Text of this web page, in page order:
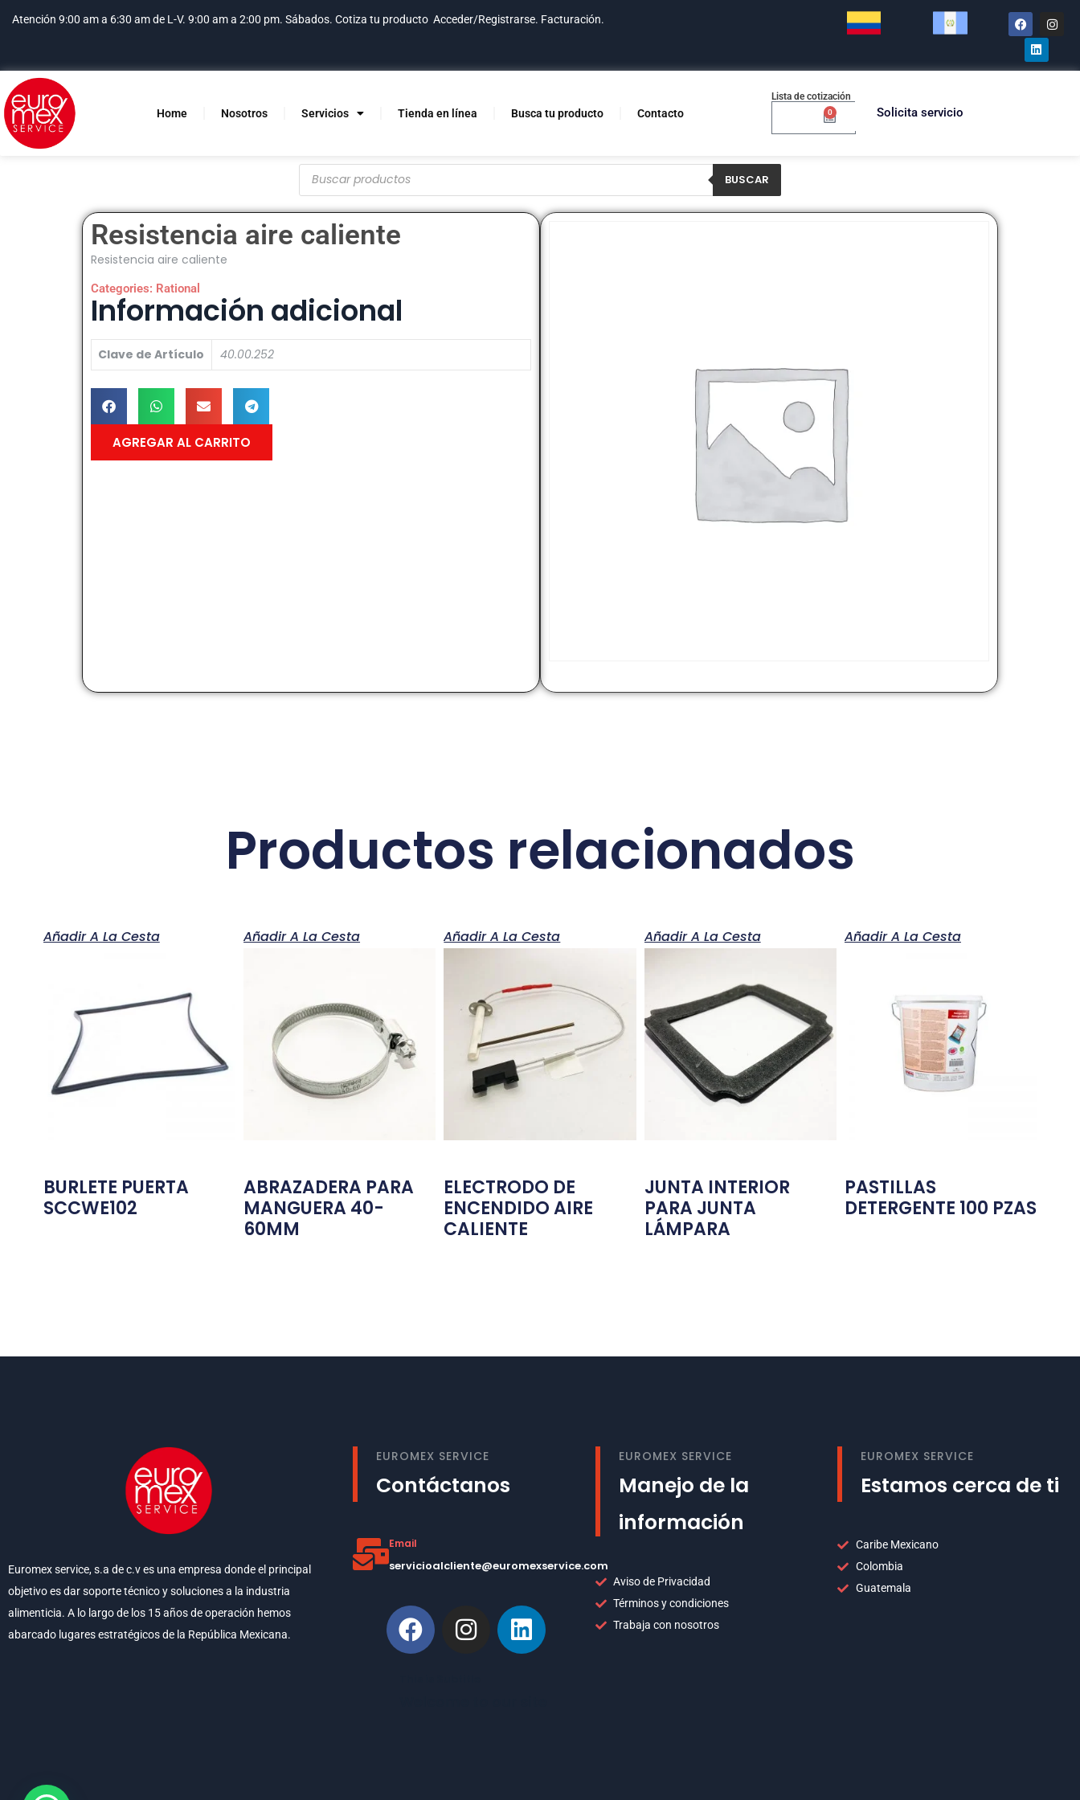
Atención 9:00 am a 6:30 am de L-V. 9:00 am a 2:00 pm. Sábados. Cotiza tu producto Acceder/Registrarse. Facturación.
Home Nosotros Servicios Tienda en línea Busca tu producto Contacto
Lista de cotización
0 Solicita servicio
BUSCAR
Resistencia aire caliente
Resistencia aire caliente
Categories: Rational
Información adicional
Clave de Artículo 40.00.252
AGREGAR AL CARRITO
Productos relacionados
Añadir A La Cesta
BURLETE PUERTA
SCCWE102
Añadir A La Cesta
ABRAZADERA PARA
MANGUERA 40-
60MM
Añadir A La Cesta
ELECTRODO DE
ENCENDIDO AIRE
CALIENTE
Añadir A La Cesta
JUNTA INTERIOR
PARA JUNTA
LÁMPARA
Añadir A La Cesta
PASTILLAS
DETERGENTE 100 PZAS
Euromex service, s.a de c.v es una empresa donde el principal
objetivo es dar soporte técnico y soluciones a la industria
alimenticia. A lo largo de los 15 años de operación hemos
abarcado lugares estratégicos de la República Mexicana.
EUROMEX SERVICE
Contáctanos
Email
servicioalcliente@euromexservice.com
EUROMEX SERVICE
Manejo de la
información
Aviso de Privacidad
Términos y condiciones
Trabaja con nosotros
EUROMEX SERVICE
Estamos cerca de ti
Caribe Mexicano
Colombia
Guatemala